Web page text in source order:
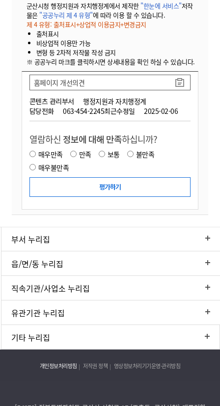
군산시청 행정지원과 자치행정계에서 제작한 "한눈에 서비스"저작
물은 "공공누리 제 4 유형"에 따라 이용 할 수 있습니다.
제 4 유형: 출처표시+상업적 이용금지+변경금지
출처표시
비상업적 이용만 가능
변형 등 2차적 저작물 작성 금지
※ 공공누리 마크를 클릭하시면 상세내용을 확인 하실 수 있습니다.
콘텐츠 관리부서
행정지원과 자치행정계
담당전화
063-454-2245최근수정일 2025-02-06
홈페이지 개선의견
열람하신 정보에 대해 만족하십니까?
매우만족 만족 보통
불만족
매우불만족
부서 누리집
읍/면/동 누리집
직속기관/사업소 누리집
유관기관 누리집
기타 누리집
개인정보처리방침 저작권 정책 영상정보처리기기운영·관리방침